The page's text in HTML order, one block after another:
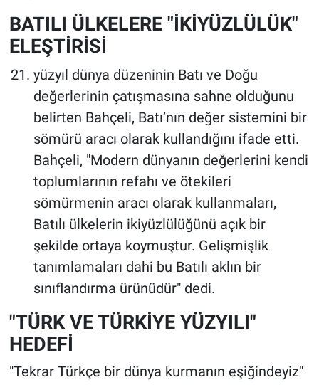
BATILI ÜLKELERE "İKİYÜZLÜLÜK"
ELEŞTİRİSİ
yüzyıl dünya düzeninin Batı ve Doğu
değerlerinin çatışmasına sahne olduğunu
belirten Bahçeli, Batı’nın değer sistemini bir
sömürü aracı olarak kullandığını ifade etti.
Bahçeli, "Modern dünyanın değerlerini kendi
toplumlarının refahı ve ötekileri
sömürmenin aracı olarak kullanmaları,
Batılı ülkelerin ikiyüzlülüğünü açık bir
şekilde ortaya koymuştur. Gelişmişlik
tanımlamaları dahi bu Batılı aklın bir
sınıflandırma ürünüdür" dedi.
"TÜRK VE TÜRKİYE YÜZYILI"
HEDEFİ
"Tekrar Türkçe bir dünya kurmanın eşiğindeyiz"